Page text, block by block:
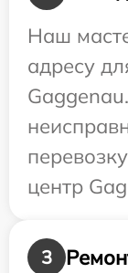
Наш
адресу
центр
3